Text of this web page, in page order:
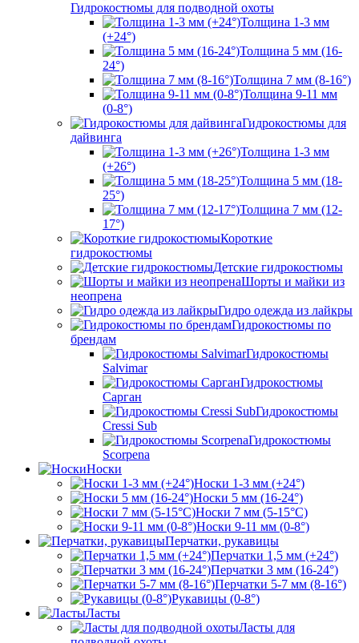
Гидрокостюмы для подводной охоты
Толщина 1-3 мм
(+24°)
Толщина 5 мм (16-
24°)
Толщина 7 мм (8-16°)
Толщина 9-11 мм
(0-8°)
Гидрокостюмы для
дайвинга
Толщина 1-3 мм
(+26°)
Толщина 5 мм (18-
25°)
Толщина 7 мм (12-
17°)
Короткие
гидрокостюмы
Детские гидрокостюмы
Шорты и майки из
неопрена
Гидро одежда из лайкры
Гидрокостюмы по
брендам
Гидрокостюмы
Salvimar
Гидрокостюмы
Сарган
Гидрокостюмы
Cressi Sub
Гидрокостюмы
Scorpena
Носки
Носки 1-3 мм (+24°)
Носки 5 мм (16-24°)
Носки 7 мм (5-15°С)
Носки 9-11 мм (0-8°)
Перчатки, рукавицы
Перчатки 1,5 мм (+24°)
Перчатки 3 мм (16-24°)
Перчатки 5-7 мм (8-16°)
Рукавицы (0-8°)
Ласты
Ласты для